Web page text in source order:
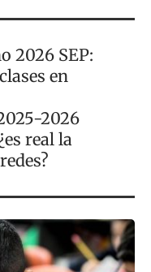
2026 SEP:
en
2026
real la